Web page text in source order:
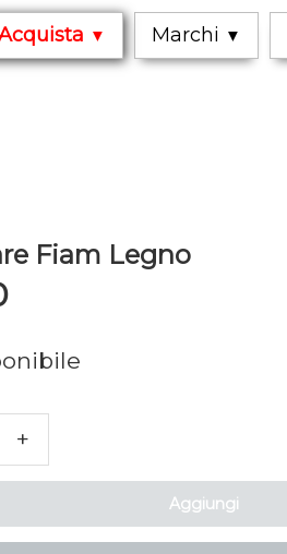
▼ Marchi ▼
Fiam Legno
+
Aggiungi